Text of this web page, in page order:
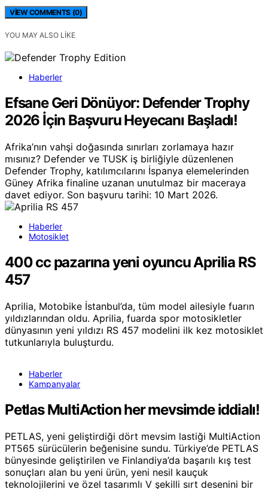
VIEW COMMENTS (0)
YOU MAY ALSO LIKE
Haberler
Efsane Geri Dönüyor: Defender Trophy
2026 İçin Başvuru Heyecanı Başladı!
Afrika’nın vahşi doğasında sınırları zorlamaya hazır
mısınız? Defender ve TUSK iş birliğiyle düzenlenen
Defender Trophy, katılımcılarını İspanya elemelerinden
Güney Afrika finaline uzanan unutulmaz bir maceraya
davet ediyor. Son başvuru tarihi: 10 Mart 2026.
Haberler
Motosiklet
400 cc pazarına yeni oyuncu Aprilia RS
457
Aprilia, Motobike İstanbul’da, tüm model ailesiyle fuarın
yıldızlarından oldu. Aprilia, fuarda spor motosikletler
dünyasının yeni yıldızı RS 457 modelini ilk kez motosiklet
tutkunlarıyla buluşturdu.
Haberler
Kampanyalar
Petlas MultiAction her mevsimde iddialı!
PETLAS, yeni geliştirdiği dört mevsim lastiği MultiAction
PT565 sürücülerin beğenisine sundu. Türkiye’de PETLAS
bünyesinde geliştirilen ve Finlandiya’da başarılı kış test
sonuçları alan bu yeni ürün, yeni nesil kauçuk
teknolojilerini ve özel tasarımlı V şekilli sırt desenini bir